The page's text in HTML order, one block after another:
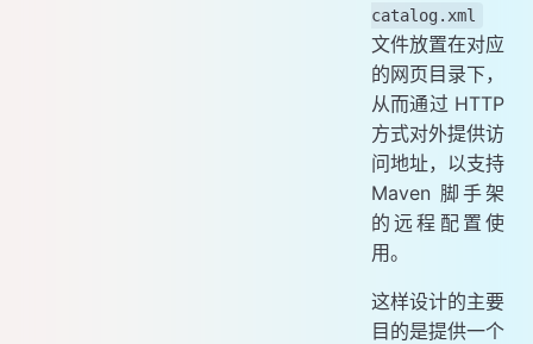
1. 配置地址
2. 创建使用
catalog.xml
文件放置在对应
的网页目录下，
从而通过 HTTP
方式对外提供访
问地址，以支持
Maven 脚手架
的远程配置使
用。
这样设计的主要
目的是提供一个